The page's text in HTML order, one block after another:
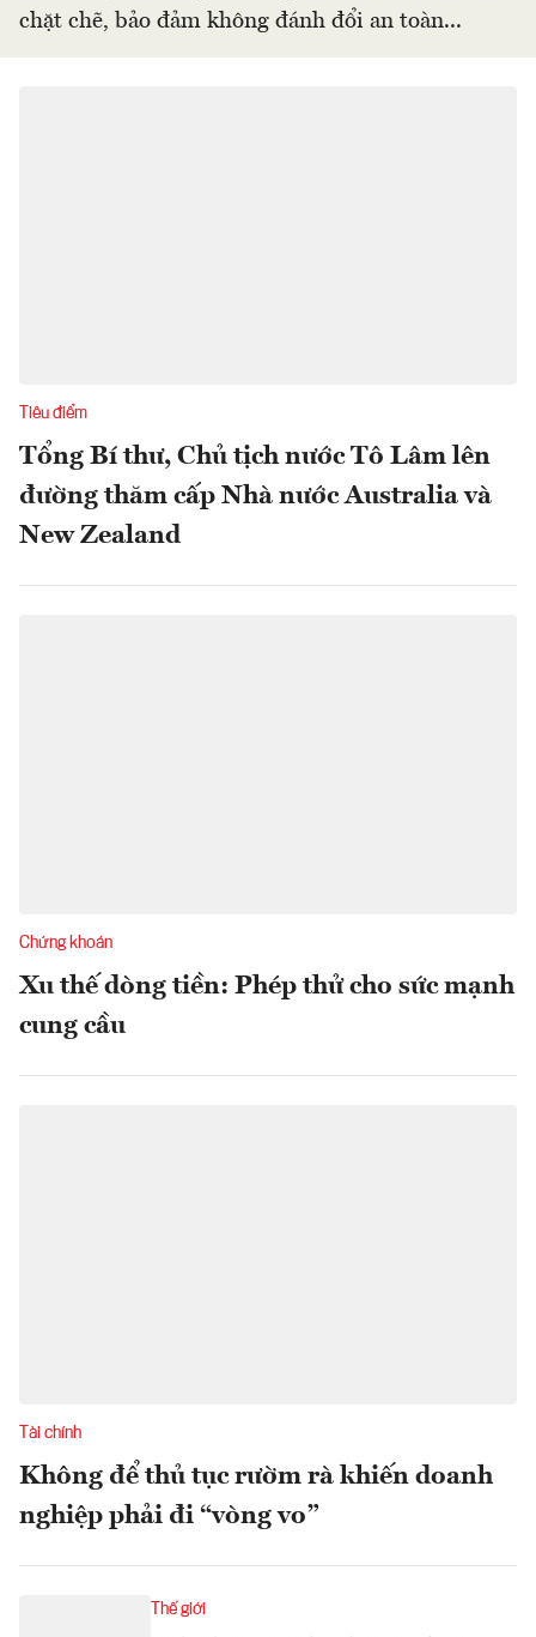
chặt chẽ, bảo đảm không đánh đổi an toàn...
Tiêu điểm
Tổng Bí thư, Chủ tịch nước Tô Lâm lên
đường thăm cấp Nhà nước Australia và
New Zealand
Chứng khoán
Xu thế dòng tiền: Phép thử cho sức mạnh
cung cầu
Tài chính
Không để thủ tục rườm rà khiến doanh
nghiệp phải đi “vòng vo”
Thế giới